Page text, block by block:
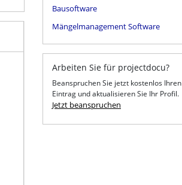
Bausoftware
Mängelmanagement Software
Arbeiten Sie für projectdocu?
Beanspruchen Sie jetzt kostenlos Ihren
Eintrag und aktualisieren Sie Ihr Profil.
Jetzt beanspruchen